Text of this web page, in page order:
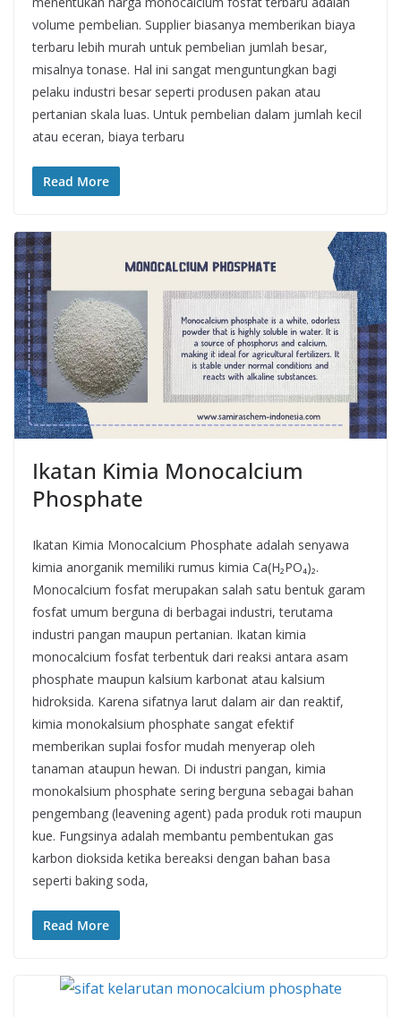
volume pembelian. Supplier biasanya memberikan biaya
terbaru lebih murah untuk pembelian jumlah besar,
misalnya tonase. Hal ini sangat menguntungkan bagi
pelaku industri besar seperti produsen pakan atau
pertanian skala luas. Untuk pembelian dalam jumlah kecil
atau eceran, biaya terbaru
Read More
Ikatan Kimia Monocalcium
Phosphate
Ikatan Kimia Monocalcium Phosphate adalah senyawa
kimia anorganik memiliki rumus kimia Ca(H₂PO₄)₂.
Monocalcium fosfat merupakan salah satu bentuk garam
fosfat umum berguna di berbagai industri, terutama
industri pangan maupun pertanian. Ikatan kimia
monocalcium fosfat terbentuk dari reaksi antara asam
phosphate maupun kalsium karbonat atau kalsium
hidroksida. Karena sifatnya larut dalam air dan reaktif,
kimia monokalsium phosphate sangat efektif
memberikan suplai fosfor mudah menyerap oleh
tanaman ataupun hewan. Di industri pangan, kimia
monokalsium phosphate sering berguna sebagai bahan
pengembang (leavening agent) pada produk roti maupun
kue. Fungsinya adalah membantu pembentukan gas
karbon dioksida ketika bereaksi dengan bahan basa
seperti baking soda,
Read More